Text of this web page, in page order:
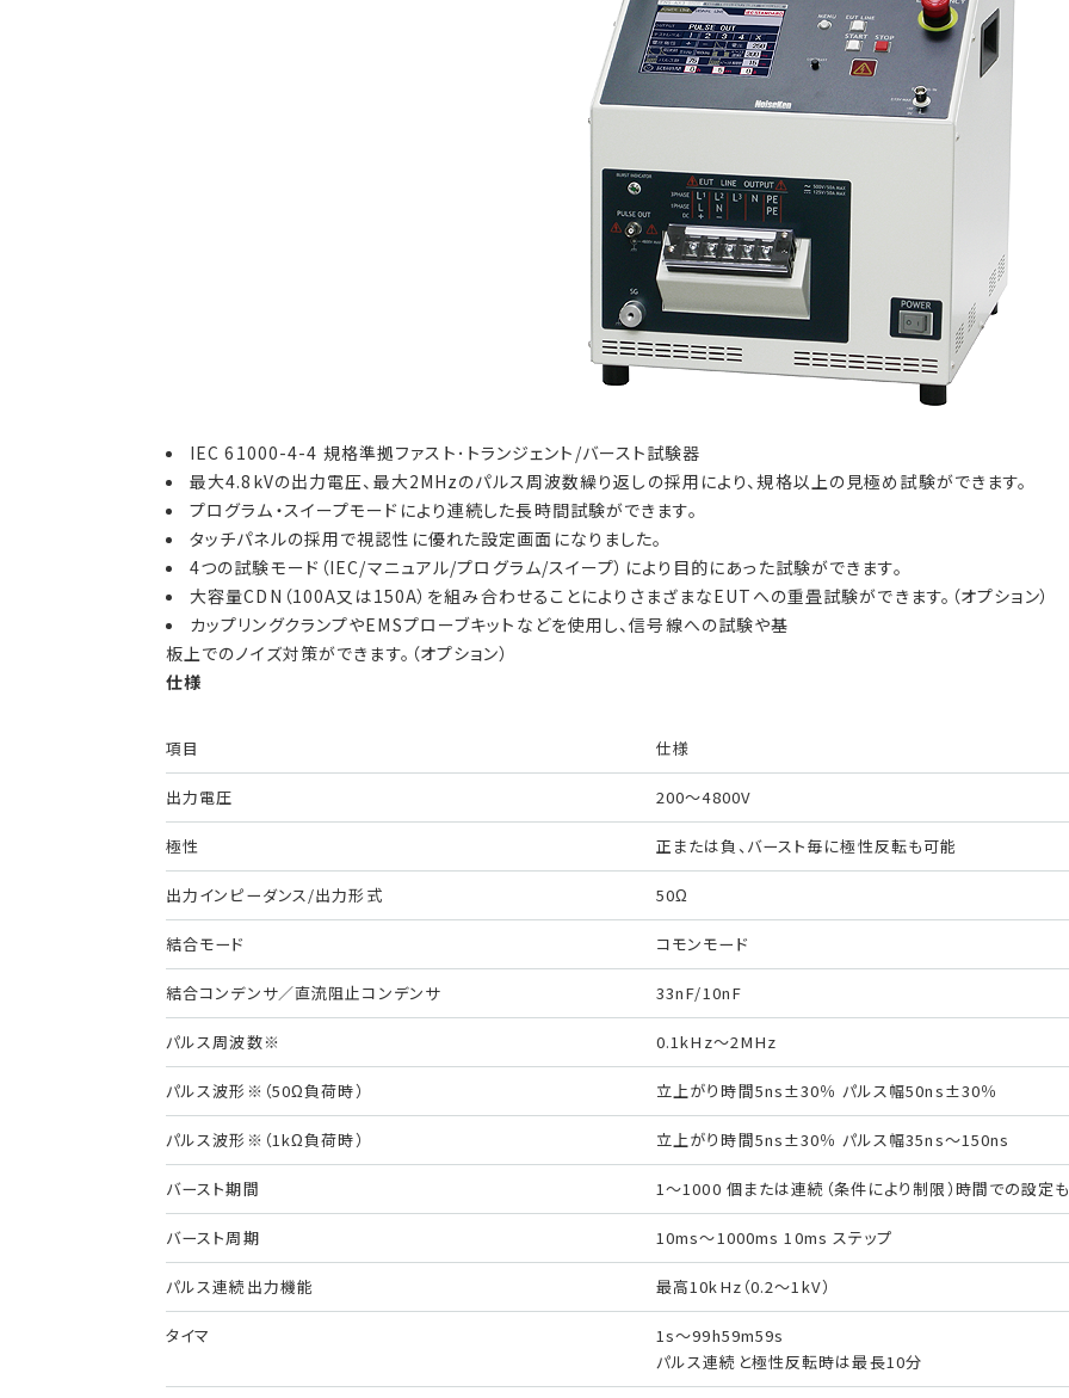
IEC 61000-4-4 規格準拠ファスト･トランジェント/バースト試験器
最大4.8kVの出力電圧、最大2MHzのパルス周波数繰り返しの採用により、規格以上の見極め試験ができます。
プログラム・スイープモードにより連続した長時間試験ができます。
タッチパネルの採用で視認性に優れた設定画面になりました。
4つの試験モード（IEC/マニュアル/プログラム/スイープ）により目的にあった試験ができます。
大容量CDN（100A又は150A）を組み合わせることによりさまざまなEUTへの重畳試験ができます。（オプション）
カップリングクランプやEMSプローブキットなどを使用し、信号線への試験や基
板上でのノイズ対策ができます。（オプション）
仕様
項目 仕様
出力電圧 200〜4800V
極性 正または負、バースト毎に極性反転も可能
出力インピーダンス/出力形式 50Ω
結合モード コモンモード
結合コンデンサ／直流阻止コンデンサ 33nF/10nF
パルス周波数※ 0.1kHz〜2MHz
パルス波形※（50Ω負荷時） 立上がり時間5ns±30％ パルス幅50ns±30％
パルス波形※（1kΩ負荷時） 立上がり時間5ns±30％ パルス幅35ns〜150ns
バースト期間 1〜1000 個または連続（条件により制限）時間での設定
バースト周期 10ms〜1000ms 10ms ステップ
パルス連続出力機能 最高10kHz（0.2〜1kV）
タイマ
1s〜99h59m59s
パルス連続と極性反転時は最長10分